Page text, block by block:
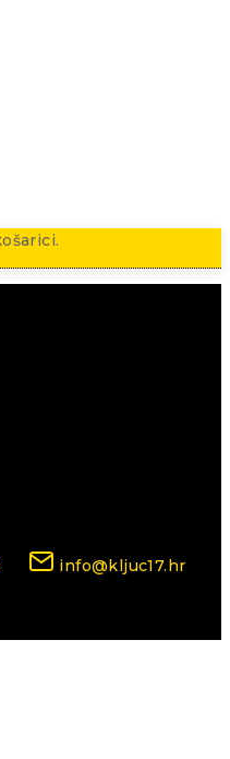
info@kljuc17.hr